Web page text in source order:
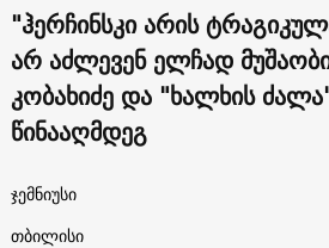
"ჰერჩინსკი არის
არ აძლევენ ელჩად
კობახიძე და "ხალხის
წინააღმდეგ
ჯემნიუსი
თბილისი